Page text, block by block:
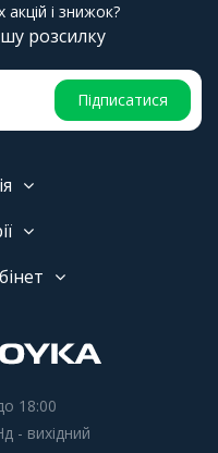
акцій і знижок?
розсилку
Підписатися
18:00
- вихідний